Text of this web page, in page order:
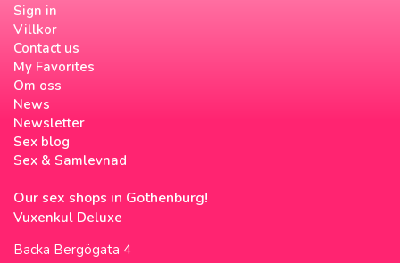
Sign in
Villkor
Contact us
My Favorites
Om oss
News
Newsletter
Sex blog
Sex & Samlevnad
Our sex shops in Gothenburg!
Vuxenkul Deluxe
Backa Bergögata 4